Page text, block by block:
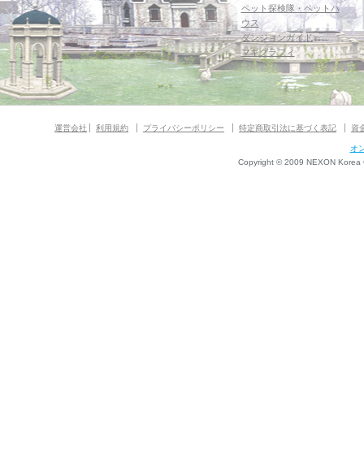
ペット探検隊・ペットハ
ウス
ダンジョンガイド
マギグラフィ
運営会社 利用規約 プライバシーポリシー 特定商取引法に基づく表記 資
オ
Copyright © 2009 NEXON Korea